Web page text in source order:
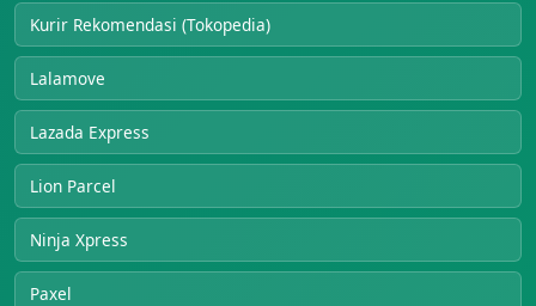
Kurir Rekomendasi (Tokopedia)
Lalamove
Lazada Express
Lion Parcel
Ninja Xpress
Paxel